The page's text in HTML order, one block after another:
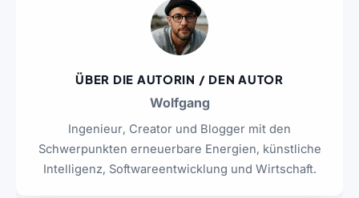
ÜBER DIE AUTORIN / DEN AUTOR
Wolfgang
Ingenieur, Creator und Blogger mit den
Schwerpunkten erneuerbare Energien, künstliche
Intelligenz, Softwareentwicklung und Wirtschaft.